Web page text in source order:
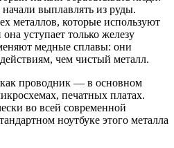
выплавлять из руды.
металлов, которые используют
уступает только железу
медные сплавы: они
чем чистый металл.
проводник — в основном
печатных платах.
во всей современной
ноутбуке этого металла